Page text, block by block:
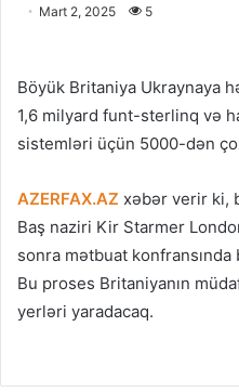
Mart 2, 2025 5
Böyük Britaniya Ukraynaya
1,6 milyard funt-sterlinq və
sistemləri üçün 5000-dən
AZERFAX.AZ xəbər verir ki,
Baş naziri Kir Starmer
sonra mətbuat konfransında
Bu proses Britaniyanın
yerləri yaradacaq.